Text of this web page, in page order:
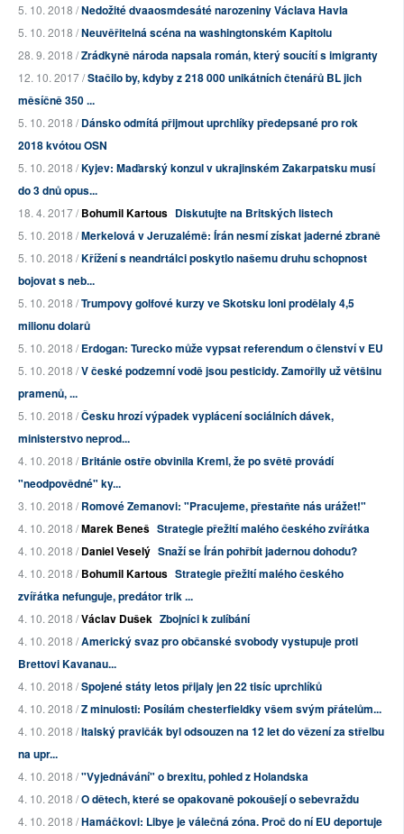
5. 10. 2018 /Nedožité dvaaosmdesáté narozeniny Václava Havla
5. 10. 2018 /Neuvěřitelná scéna na washingtonském Kapitolu
28. 9. 2018 /Zrádkyně národa napsala román, který soucítí s imigranty
12. 10. 2017 /Stačilo by, kdyby z 218 000 unikátních čtenářů BL jich
měsíčně 350 ...
5. 10. 2018 /Dánsko odmítá přijmout uprchlíky předepsané pro rok
2018 kvótou OSN
5. 10. 2018 /Kyjev: Maďarský konzul v ukrajinském Zakarpatsku musí
do 3 dnů opus...
18. 4. 2017 /Bohumil Kartous Diskutujte na Britských listech
5. 10. 2018 /Merkelová v Jeruzalémě: Írán nesmí získat jaderné zbraně
5. 10. 2018 /Křížení s neandrtálci poskytlo našemu druhu schopnost
bojovat s neb...
5. 10. 2018 /Trumpovy golfové kurzy ve Skotsku loni prodělaly 4,5
milionu dolarů
5. 10. 2018 /Erdogan: Turecko může vypsat referendum o členství v EU
5. 10. 2018 /V české podzemní vodě jsou pesticidy. Zamořily už většinu
pramenů, ...
5. 10. 2018 /Česku hrozí výpadek vyplácení sociálních dávek,
ministerstvo neprod...
4. 10. 2018 /Británie ostře obvinila Kreml, že po světě provádí
"neodpovědné" ky...
3. 10. 2018 /Romové Zemanovi: "Pracujeme, přestaňte nás urážet!"
4. 10. 2018 /Marek Beneš Strategie přežití malého českého zvířátka
4. 10. 2018 /Daniel Veselý Snaží se Írán pohřbít jadernou dohodu?
4. 10. 2018 /Bohumil Kartous Strategie přežití malého českého
zvířátka nefunguje, predátor trik ...
4. 10. 2018 /Václav Dušek Zbojníci k zulíbání
4. 10. 2018 /Americký svaz pro občanské svobody vystupuje proti
Brettovi Kavanau...
4. 10. 2018 /Spojené státy letos přijaly jen 22 tisíc uprchlíků
4. 10. 2018 /Z minulosti: Posílám chesterfieldky všem svým přátelům...
4. 10. 2018 /Italský pravičák byl odsouzen na 12 let do vězení za střelbu
na upr...
4. 10. 2018 /"Vyjednávání" o brexitu, pohled z Holandska
4. 10. 2018 /O dětech, které se opakovaně pokoušejí o sebevraždu
4. 10. 2018 /Hamáčkovi: Libye je válečná zóna. Proč do ní EU deportuje